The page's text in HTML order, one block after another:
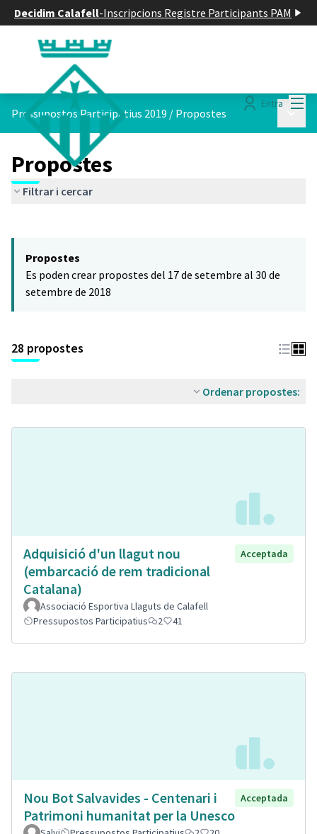
Decidim Calafell-Inscripcions Registre Participants PAM
Entra
Pressupostos Participatius 2019 / Propostes
Propostes
Filtrar i cercar
−
Propostes
Es poden crear propostes del 17 de setembre al 30 de
setembre de 2018
28 propostes
Ordenar propostes:
Adquisició d'un llagut nou
(embarcació de rem tradicional
Catalana)
Acceptada
Associació Esportiva Llaguts de Calafell
Pressupostos Participatius
2 41
Nou Bot Salvavides - Centenari i
Patrimoni humanitat per la Unesco
Acceptada